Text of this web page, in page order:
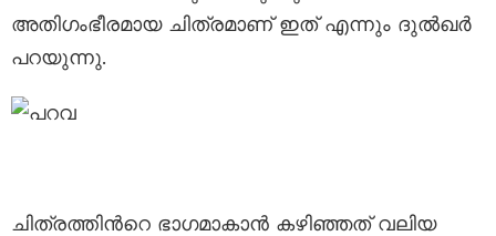
അതിഗംഭീരമായ ചിത്രമാണ് ഇത് എന്നും ദുല്‍ഖര്‍
പറയുന്നു.
ചിത്രത്തിന്‍റെ ഭാഗമാകാന്‍ കഴിഞ്ഞത് വലിയ